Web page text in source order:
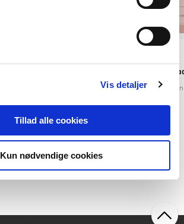
Vis detaljer
Tillad alle cookies
Kun nødvendige cookies
Ole B. Stampe Børge Hviid
Biskop Peder
Martin Schwarz Lausten